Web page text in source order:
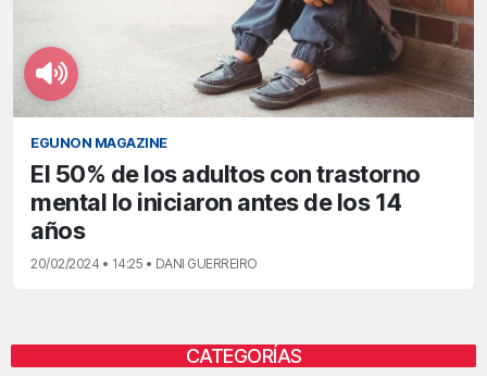
EGUNON MAGAZINE
El 50% de los adultos con trastorno
mental lo iniciaron antes de los 14
años
20/02/2024 • 14:25 • DANI GUERREIRO
CATEGORÍAS